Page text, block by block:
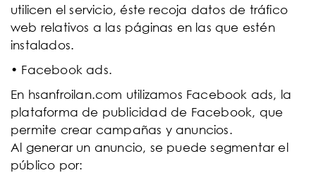
utilicen el servicio, éste recoja datos de tráfico
web relativos a las páginas en las que estén
instalados.
• Facebook ads.
En hsanfroilan.com utilizamos Facebook ads, la
plataforma de publicidad de Facebook, que
permite crear campañas y anuncios.
Al generar un anuncio, se puede segmentar el
público por: